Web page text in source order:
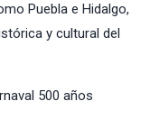
Puebla e Hidalgo,
y cultural del
500 años